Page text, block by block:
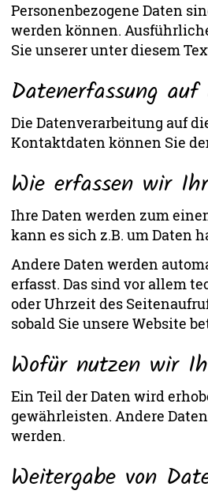
Personenbezogene Daten
werden können.
Sie unserer unter diesem
Datenerfassung
Die Datenverarbeitung auf
Kontaktdaten können Sie
Wie erfassen wir
Ihre Daten werden zum
kann es sich z.B. um Daten
Andere Daten werden
erfasst. Das sind vor allem
oder Uhrzeit des
sobald Sie unsere Website
Wofür nutzen wir
Ein Teil der Daten wird
gewährleisten. Andere
werden.
Weitergabe von